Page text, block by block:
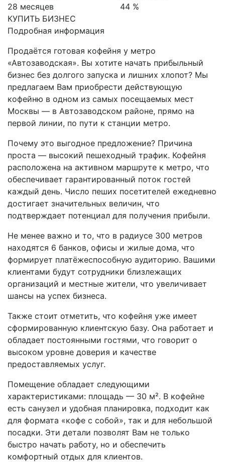
28 месяцев
КУПИТЬ БИЗНЕС
44 %
Подробная информация
Продаётся готовая кофейня у метро
«Автозаводская». Вы хотите начать прибыльный
бизнес без долгого запуска и лишних хлопот? Мы
предлагаем Вам приобрести действующую
кофейню в одном из самых посещаемых мест
Москвы — в Автозаводском районе, прямо на
первой линии, по пути к станции метро.
Почему это выгодное предложение? Причина
проста — высокий пешеходный трафик. Кофейня
расположена на активном маршруте к метро, что
обеспечивает гарантированный поток гостей
каждый день. Число пеших посетителей ежедневно
достигает значительных величин, что
подтверждает потенциал для получения прибыли.
Не менее важно и то, что в радиусе 300 метров
находятся 6 банков, офисы и жилые дома, что
формирует платёжеспособную аудиторию. Вашими
клиентами будут сотрудники близлежащих
организаций и местные жители, что увеличивает
шансы на успех бизнеса.
Также стоит отметить, что кофейня уже имеет
сформированную клиентскую базу. Она работает и
обладает постоянными гостями, что говорит о
высоком уровне доверия и качестве
предоставляемых услуг.
Помещение обладает следующими
характеристиками: площадь — 30 м². В кофейне
есть санузел и удобная планировка, подходит как
для формата «кофе с собой», так и для небольшой
посадки. Эти детали позволят Вам не только
быстро начать работу, но и обеспечить
комфортный отдых для клиентов.